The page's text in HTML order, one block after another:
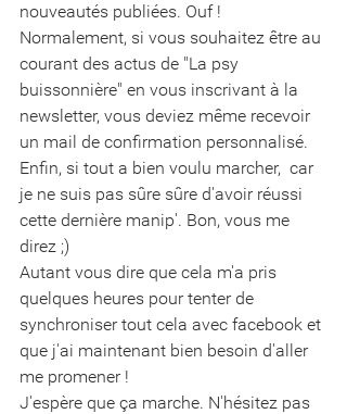
nouveautés publiées. Ouf !
Normalement, si vous souhaitez être au
courant des actus de "La psy
buissonnière" en vous inscrivant à la
newsletter, vous deviez même recevoir
un mail de confirmation personnalisé.
Enfin, si tout a bien voulu marcher,  car
je ne suis pas sûre sûre d'avoir réussi
cette dernière manip'. Bon, vous me
direz ;)
Autant vous dire que cela m'a pris
quelques heures pour tenter de
synchroniser tout cela avec facebook et
que j'ai maintenant bien besoin d'aller
me promener !
J'espère que ça marche. N'hésitez pas